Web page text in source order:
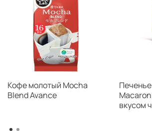
Кофе молотый Mocha
Blend Avance
вкусом